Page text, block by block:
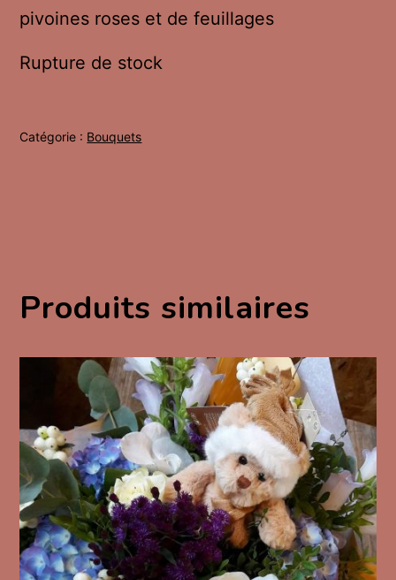
pivoines roses et de feuillages
Rupture de stock
Catégorie : Bouquets
Produits similaires